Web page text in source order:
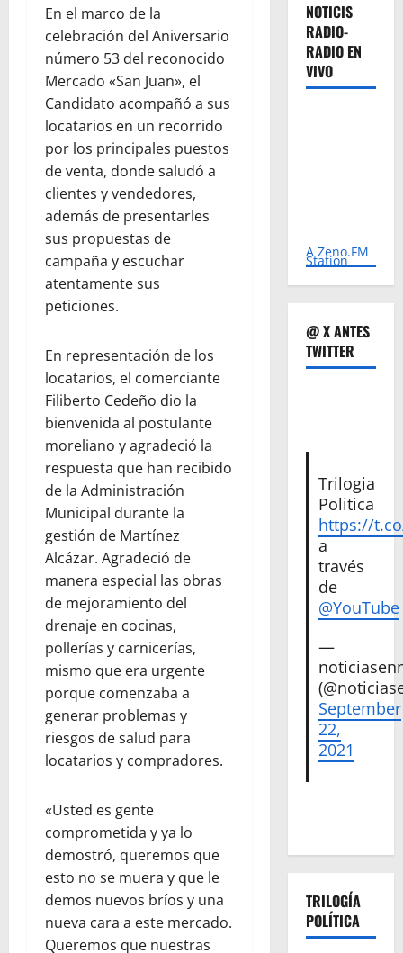
En el marco de la
celebración del Aniversario
número 53 del reconocido
Mercado «San Juan», el
Candidato acompañó a sus
locatarios en un recorrido
por los principales puestos
de venta, donde saludó a
clientes y vendedores,
además de presentarles
sus propuestas de
campaña y escuchar
atentamente sus
peticiones.
En representación de los
locatarios, el comerciante
Filiberto Cedeño dio la
bienvenida al postulante
moreliano y agradeció la
respuesta que han recibido
de la Administración
Municipal durante la
gestión de Martínez
Alcázar. Agradeció de
manera especial las obras
de mejoramiento del
drenaje en cocinas,
pollerías y carnicerías,
mismo que era urgente
porque comenzaba a
generar problemas y
riesgos de salud para
locatarios y compradores.
«Usted es gente
comprometida y ya lo
demostró, queremos que
esto no se muera y que le
demos nuevos bríos y una
nueva cara a este mercado.
Queremos que nuestras
NOTICIS
RADIO-
RADIO EN
VIVO
A Zeno.FM
Station
@ X ANTES
TWITTER
Trilogia
Politica
https://
a
través
de
@YouTube
—
September
22,
2021
TRILOGÍA
POLÍTICA